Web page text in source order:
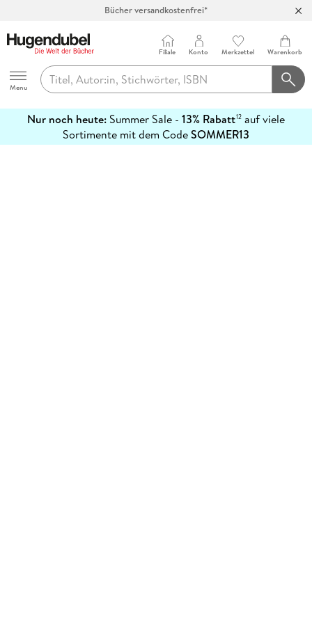
Bücher versandkostenfrei*
Abholung in über 100 Filialen
Hugendubel
Menu
Filiale Konto Merkzettel Warenkorb
Nur noch heute: Summer Sale - 13% Rabatt12 auf viele
Sortimente mit dem CodeSOMMER13
erfahren